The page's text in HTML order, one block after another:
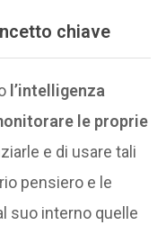
chiave
l’intelligenza
le proprie
e di usare tali
pensiero e le
suo interno quelle